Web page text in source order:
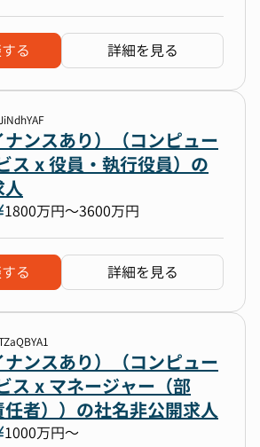
る 詳細を見る
ナンスあり）（コンピュー
ス x 役員・執行役員）の
人
1800万円〜3600万円
る 詳細を見る
ナンスあり）（コンピュー
ス x マネージャー（部
者））の社名非公開求人
1000万円〜